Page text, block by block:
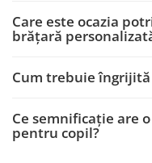
Care este ocazia
brățară
Cum trebuie
Ce semnificație are
pentru copil?